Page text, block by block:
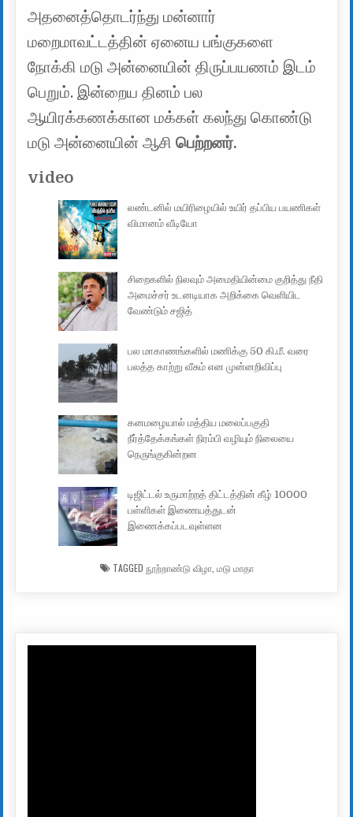
அதனைத்தொடர்ந்து மன்னார்
மறைமாவட்டத்தின் ஏனைய பங்குகளை
நோக்கி மடு அன்னையின் திருப்பயணம் இடம்
பெறும். இன்றைய தினம் பல
ஆயிரக்கணக்கான மக்கள் கலந்து கொண்டு
மடு அன்னையின் ஆசிபெற்றனர்.
video
லண்டனில் மயிரிழையில் உயிர் தப்பிய பயணிகள்
விமானம் வீடியோ
சிறைகளில் நிலவும் அமைதியின்மை குறித்து நீதி
அமைச்சர் உடனடியாக அறிக்கை வெளியிட
வேண்டும் சஜித்
பல மாகாணங்களில் மணிக்கு 50 கி.மீ. வரை
பலத்த காற்று வீசும் என முன்னறிவிப்பு
கனமழையால் மத்திய மலைப்பகுதி
நீர்த்தேக்கங்கள் நிரம்பி வழியும் நிலையை
நெருங்குகின்றன
டிஜிட்டல் உருமாற்றத் திட்டத்தின் கீழ் 10000
பள்ளிகள் இணையத்துடன்
இணைக்கப்படவுள்ளன
TAGGED நூற்றாண்டு விழா, மடு மாதா